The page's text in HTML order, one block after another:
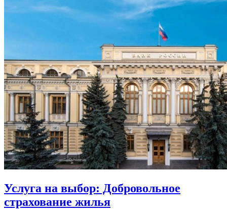
Услуга на выбор: Добровольное
страхование жилья